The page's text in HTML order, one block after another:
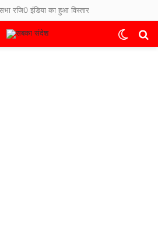
रजि0 इंडिया का हुआ विस्तार
Switch